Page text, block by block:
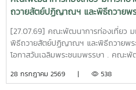
(Pain Point) เหมาะสมกับบริบทพื้นที่ขอ
หนองแฝก อำเภอสารภี และตำบลสำรา
ดอยสะเก็ด จังหวัดเชียงใหม่ . โครงกา
ธรรมเชิงประจักษ์ ครอบคลุมการเพิ่มขึ้น
การยกระดับมูลค่าเศรษฐกิจชุมชนฐานร
และขยายผลการทำงานสู่ครัวเรือนและชุ
ๆ อย่างต่อเนื่อง อันเป็นรากฐานสำคั
ถวายสัตย์ปฏิญาณฯ และพิธีถวายพ
โอกาสวันเฉลิมพระชนมพรรษา
[27.07.69] คณะพัฒนาการท่องเที่ยว ม
พิธีถวายสัตย์ปฏิญาณฯ และพิธีถวายพร
โอกาสวันเฉลิมพระชนมพรรษา . คณะ
ข้าราชการที่ดีและพลังของแผ่นดิน โดยลง
28 กรกฎาคม 2569 | 538